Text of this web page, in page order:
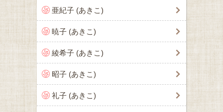
亜紀子 (あきこ)
暁子 (あきこ)
綾希子 (あきこ)
昭子 (あきこ)
礼子 (あきこ)